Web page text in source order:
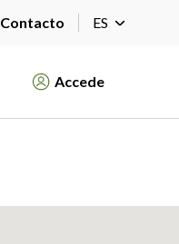
Contacto ES
Accede